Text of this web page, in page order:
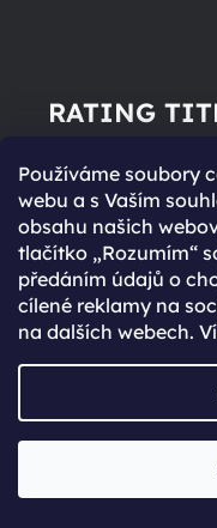
Používáme soubory
webu a s Vaším
obsahu našich
tlačítko „Rozumím“
předáním údajů o
cílené reklamy na
na dalších webech.
RATING
99 %
RATING